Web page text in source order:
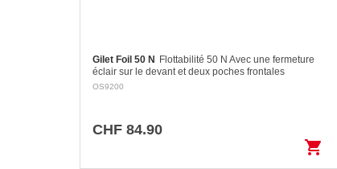
Gilet Foil 50 N Flottabilité 50 N Avec une fermeture
éclair sur le devant et deux poches frontales
Panneau arrière en deux sections avec articulation
OS9200
CHF 84.90
shopping_cart